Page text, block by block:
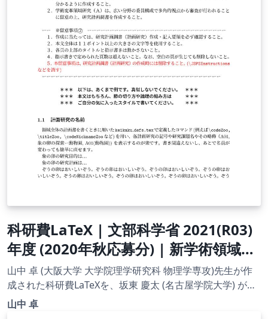
科研費LaTeX | 文部科学省 2021(R03)
年度 (2020年秋応募分) | 新学術領域研
究 | 学術変革領域研究(A) (計画研究) 書
き方マニュアル | 2020.12.03
山中 卓 (大阪大学 大学院理学研究科 物理学専攻)先生が作
成された科研費LaTeXを、坂東 慶太 (名古屋学院大学) が了
承を得てテンプレート登録しています。 詳細はこちら↓を
山中 卓